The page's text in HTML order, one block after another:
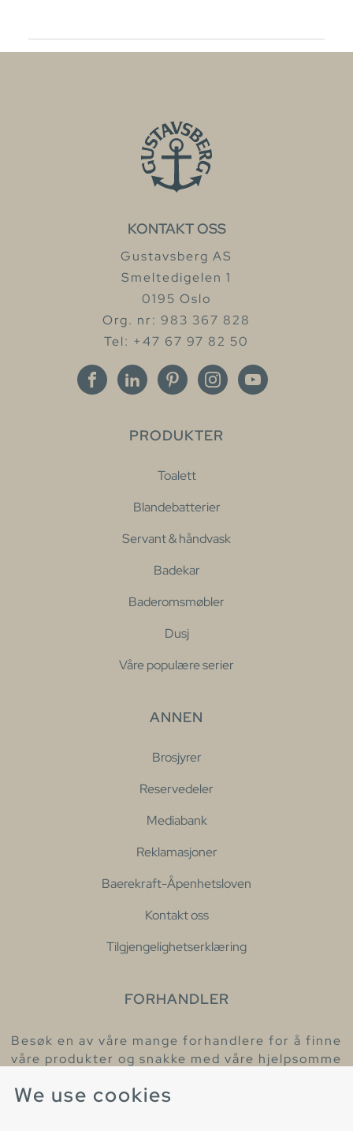
We use cookies
KONTAKT OSS
Gustavsberg AS
Smeltedigelen 1
0195 Oslo
Org. nr: 983 367 828
Tel: +47 67 97 82 50
PRODUKTER
Toalett
Blandebatterier
Servant & håndvask
Badekar
Baderomsmøbler
Dusj
Våre populære serier
ANNEN
Brosjyrer
Reservedeler
Mediabank
Reklamasjoner
Baerekraft-Åpenhetsloven
Kontakt oss
Tilgjengelighetserklæring
FORHANDLER
Besøk en av våre mange forhandlere for å finne
våre produkter og snakke med våre hjelpsomme